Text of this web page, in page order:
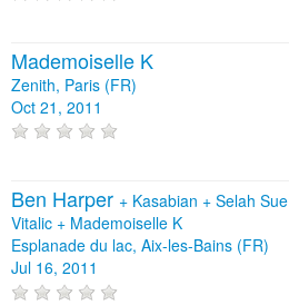
Mademoiselle K
Zenith, Paris (FR)
Oct 21, 2011
Ben Harper + Kasabian + Selah Sue
Vitalic + Mademoiselle K
Esplanade du lac, Aix-les-Bains (FR)
Jul 16, 2011